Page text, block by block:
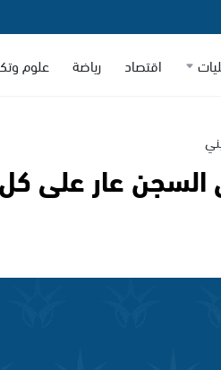
اقتصاد رياضة علوم
السجن عار على